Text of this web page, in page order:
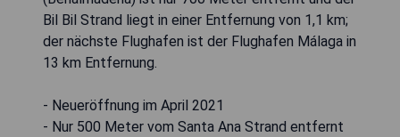
Bil Bil Strand liegt in einer Entfernung von 1,1 km;
der nächste Flughafen ist der Flughafen Málaga in
13 km Entfernung.
- Neueröffnung im April 2021
- Nur 500 Meter vom Santa Ana Strand entfernt